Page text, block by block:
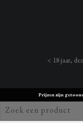
< 18 jaar,
Prijzen zijn